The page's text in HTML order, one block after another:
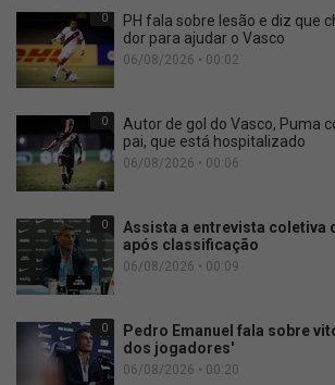
0
PH fala sobre lesão e diz que
dor para ajudar o Vasco
06/08/2026 • 00:02
0
Autor de gol do Vasco, Puma
pai, que está hospitalizado
06/08/2026 • 00:06
0
Assista a entrevista coletiva
após classificação
06/08/2026 • 00:09
0
Pedro Emanuel fala sobre
dos jogadores'
06/08/2026 • 00:20